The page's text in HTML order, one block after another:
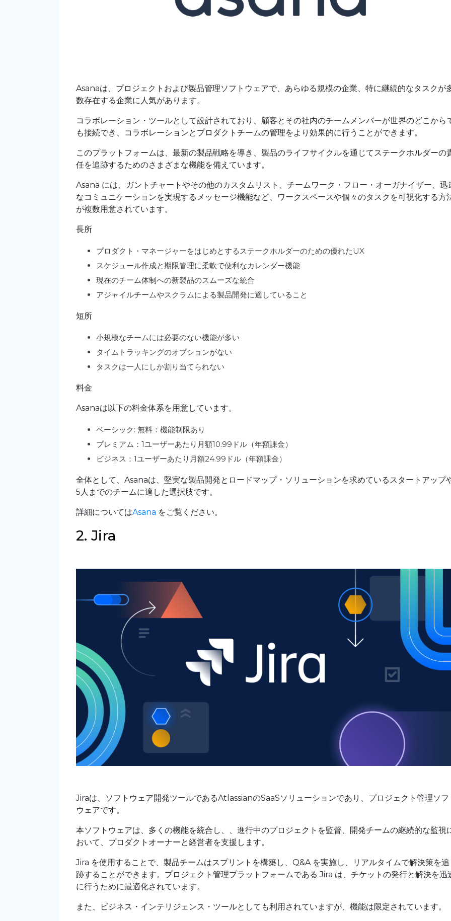
Asanaは、プロジェクトおよび製品管理ソフトウェアで、あらゆる規模の企業、特に継続的なタスクが
数存在する企業に人気があります。
コラボレーション・ツールとして設計されており、顧客とその社内のチームメンバーが世界のどこから
も接続でき、コラボレーションとプロダクトチームの管理をより効果的に行うことができます。
このプラットフォームは、最新の製品戦略を導き、製品のライフサイクルを通じてステークホルダーの
任を追跡するためのさまざまな機能を備えています。
Asana には、ガントチャートやその他のカスタムリスト、チームワーク・フロー・オーガナイザー、迅
なコミュニケーションを実現するメッセージ機能など、ワークスペースや個々のタスクを可視化する方
が複数用意されています。
長所
プロダクト・マネージャーをはじめとするステークホルダーのための優れたUX
スケジュール作成と期限管理に柔軟で便利なカレンダー機能
現在のチーム体制への新製品のスムーズな統合
アジャイルチームやスクラムによる製品開発に適していること
短所
小規模なチームには必要のない機能が多い
タイムトラッキングのオプションがない
タスクは一人にしか割り当てられない
料金
Asanaは以下の料金体系を用意しています。
ベーシック: 無料：機能制限あり
プレミアム：1ユーザーあたり月額10.99ドル（年額課金）
ビジネス：1ユーザーあたり月額24.99ドル（年額課金）
全体として、Asanaは、堅実な製品開発とロードマップ・ソリューションを求めているスタートアップ
5人までのチームに適した選択肢です。
詳細についてはAsana をご覧ください。
2. Jira
Jiraは、ソフトウェア開発ツールであるAtlassianのSaaSソリューションであり、プロジェクト管理ソフ
ウェアです。
本ソフトウェアは、多くの機能を統合し、、進行中のプロジェクトを監督、開発チームの継続的な監視
おいて、プロダクトオーナーと経営者を支援します。
Jira を使用することで、製品チームはスプリントを構築し、Q&A を実施し、リアルタイムで解決策を追
跡することができます。プロジェクト管理プラットフォームである Jira は、チケットの発行と解決を迅
に行うために最適化されています。
また、ビジネス・インテリジェンス・ツールとしても利用されていますが、機能は限定されています。